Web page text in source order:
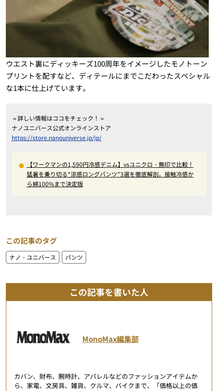
ウエスト裏にディッキーズ100周年をイメージしたモノトーン
プリントを配すなど、ディテールにまでこだわったスペシャル
な1本に仕上げています。
＝詳しい情報はココをチェック！＝
ナノユニバース公式オンラインストア
https://store.nanouniverse.jp/jp/
【ワークマンの1,590円冷感デニム】vsユニクロ・無印で比較！
猛暑を乗り切る“涼感ロングパンツ”3選を徹底解剖。接触冷感か
ら綿100%まで決定版
この記事のタグ
ナノ・ユニバース パンツ
この記事を書いた人
MonoMax編集部
カバン、財布、腕時計、アパレルなどのファッションアイテムか
ら、家電、文房具、雑貨、クルマ、バイクまで、「価格以上の価